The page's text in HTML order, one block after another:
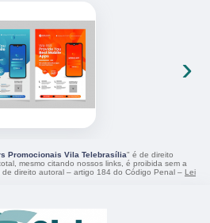
›
Promocionais Vila Telebrasília" é de direito
mesmo citando nossos links, é proibida sem a
direito autoral – artigo 184 do Código Penal – Lei